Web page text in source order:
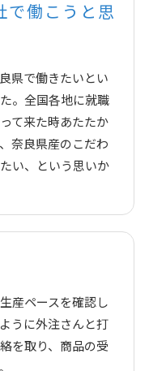
で働こうと思
県で働きたいとい
。全国各地に就職
て来た時あたたか
奈良県産のこだわ
い、という思いか
産ペースを確認し
うに外注さんと打
を取り、商品の受